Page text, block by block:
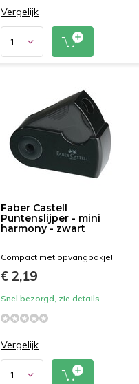
Vergelijk
Faber Castell
Puntenslijper - mini
harmony - zwart
Compact met opvangbakje!
€ 2,19
Snel bezorgd, zie details
Vergelijk